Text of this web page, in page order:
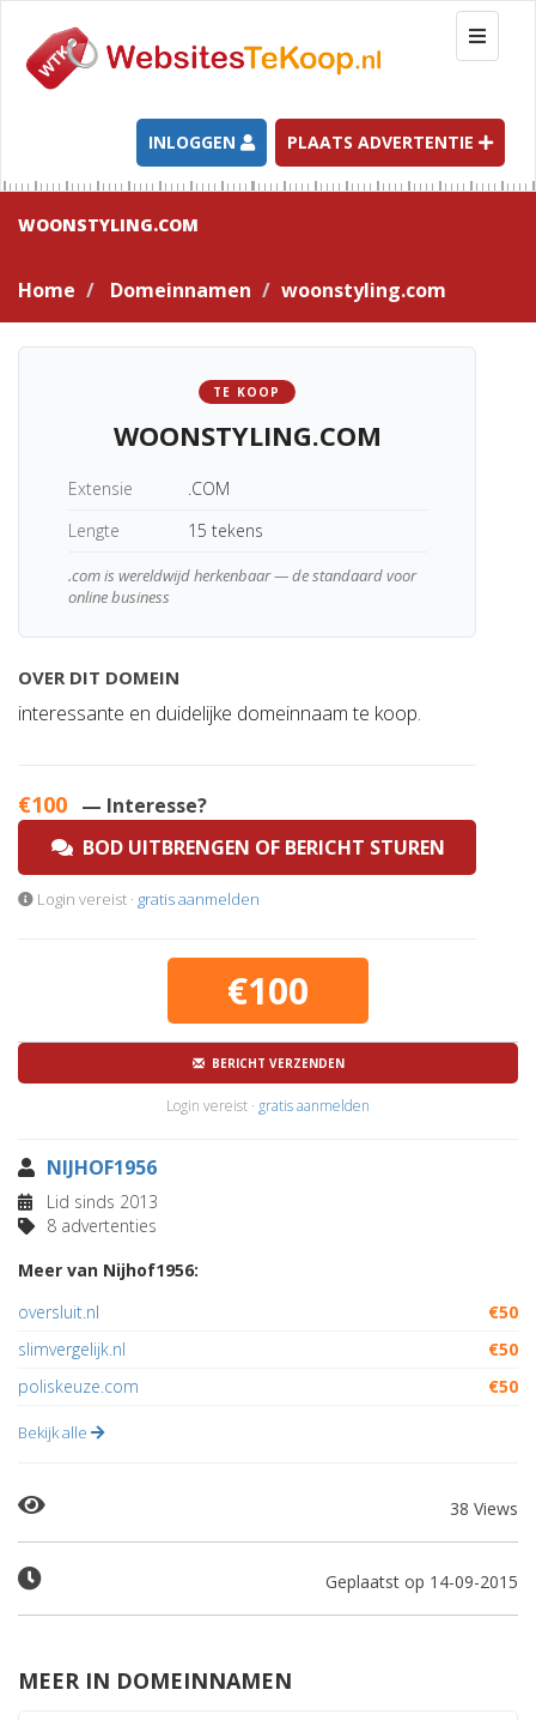
T
o
g
l
e
n
a
t
INLOGGEN PLAATS ADVERTENTIE
WOONSTYLING.COM
Home Domeinnamen woonstyling.com
TE KOOP
WOONSTYLING.COM
Extensie
.COM
Lengte
15 tekens
.com is wereldwijd herkenbaar — de standaard voor
online business
OVER DIT DOMEIN
interessante en duidelijke domeinnaam te koop.
€100 — Interesse?
BOD UITBRENGEN OF BERICHT STUREN
Login vereist · gratis aanmelden
€100
BERICHT VERZENDEN
Login vereist · gratis aanmelden
NIJHOF1956
Lid sinds 2013
8 advertenties
Meer van Nijhof1956:
oversluit.nl
€50
slimvergelijk.nl
€50
poliskeuze.com
€50
Bekijk alle
38 Views
Geplaatst op 14-09-2015
MEER IN DOMEINNAMEN